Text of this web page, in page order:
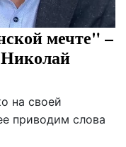
мечте" –
на своей
приводим слова